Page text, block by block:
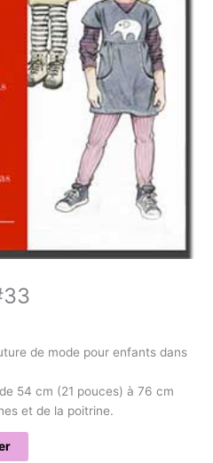
de mode pour enfants dans
54 cm (21 pouces) à 76 cm
et de la poitrine.